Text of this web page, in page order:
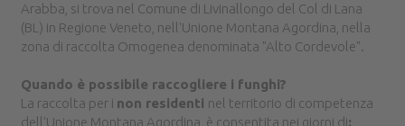
Arabba, si trova nel Comune di Livinallongo del Col di Lana
(BL) in Regione Veneto, nell'Unione Montana Agordina, nella
zona di raccolta Omogenea denominata "Alto Cordevole".
Quando è possibile raccogliere i funghi?
La raccolta per i non residenti nel territorio di competenza
dell'Unione Montana Agordina, è consentita nei giorni di: